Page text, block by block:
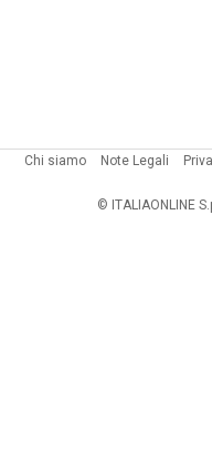
Chi siamo Note Legali
© ITALIAONLINE